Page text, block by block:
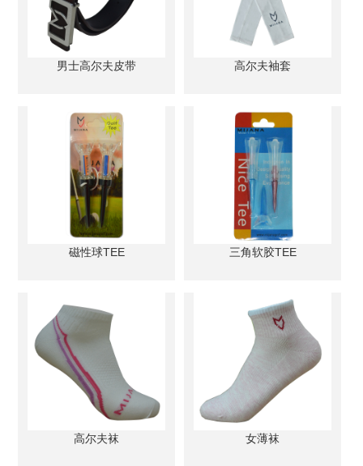
男士高尔夫皮带 高尔夫袖套
磁性球TEE 三角软胶TEE
高尔夫袜 女薄袜